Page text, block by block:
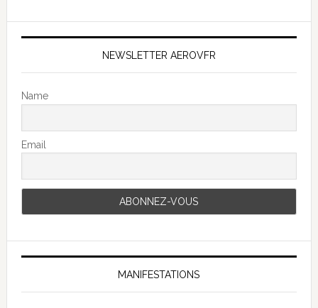
NEWSLETTER AEROVFR
Name
Email
MANIFESTATIONS